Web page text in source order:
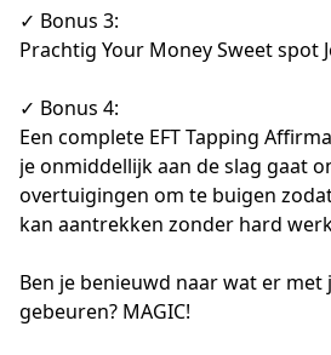
✓ Bonus 3:
Prachtig Your Money Sweet spot
✓ Bonus 4:
Een complete EFT Tapping
je onmiddellijk aan de slag gaat
overtuigingen om te buigen
kan aantrekken zonder hard
Ben je benieuwd naar wat er met
gebeuren? MAGIC!